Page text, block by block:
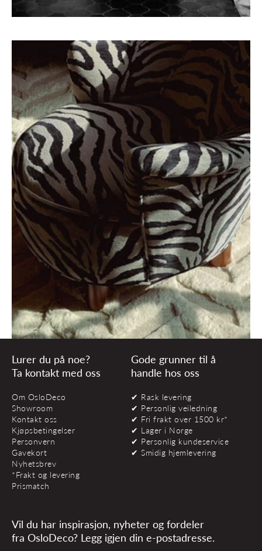
Lurer du på noe?
Ta kontakt med oss
Om OsloDeco
Showroom
Kontakt oss
Kjøpsbetingelser
Personvern
Gavekort
Nyhetsbrev
*Frakt og levering
Prismatch
Gode grunner til å
handle hos oss
✔ Rask levering
✔ Personlig veiledning
✔ Fri frakt over 1500 kr*
✔ Lager i Norge
✔ Personlig kundeservice
✔ Smidig hjemlevering
Vil du har inspirasjon, nyheter og fordeler
fra OsloDeco? Legg igjen din e-postadresse.